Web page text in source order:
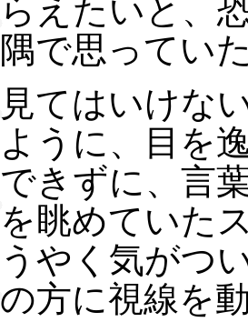
らえたいと、
隅で思ってい
見てはいけな
ように、目を
できずに、言
を眺めていた
うやく気がつ
の方に視線を